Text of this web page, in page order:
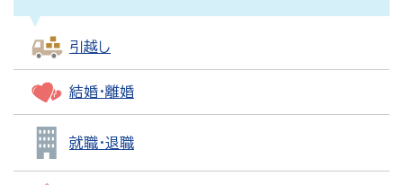
引越し
結婚・離婚
就職・退職